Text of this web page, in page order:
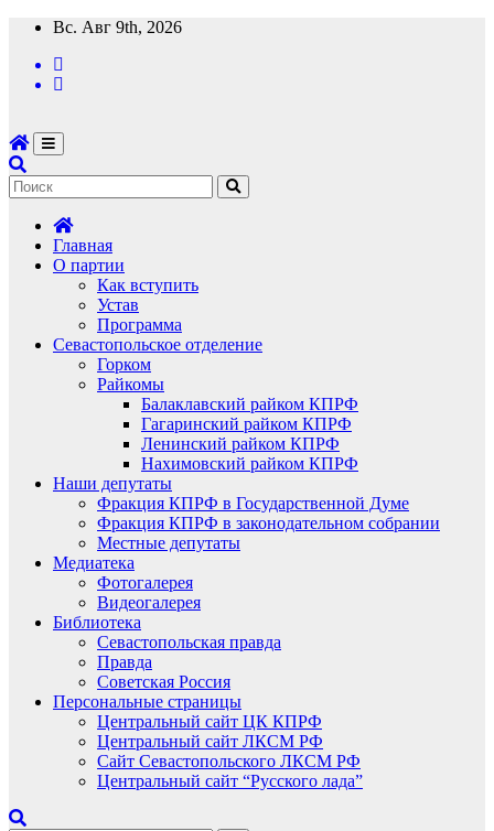
Перейти
содержимому
Вс. Авг 9th, 2026
Главная
О партии
Как вступить
Устав
Программа
Севастопольское отделение
Горком
Райкомы
Балаклавский райком КПРФ
Гагаринский райком КПРФ
Ленинский райком КПРФ
Нахимовский райком КПРФ
Наши депутаты
Фракция КПРФ в Государственной Думе
Фракция КПРФ в законодательном собрании
Местные депутаты
Медиатека
Фотогалерея
Видеогалерея
Библиотека
Севастопольская правда
Правда
Советская Россия
Персональные страницы
Центральный сайт ЦК КПРФ
Центральный сайт ЛКСМ РФ
Сайт Севастопольского ЛКСМ РФ
Центральный сайт “Русского лада”